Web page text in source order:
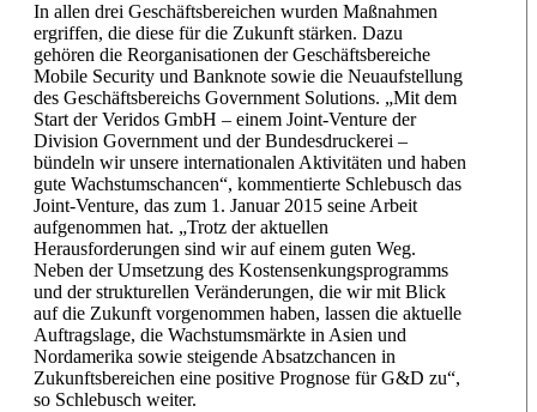
In allen drei Geschäftsbereichen wurden Maßnahmen
ergriffen, die diese für die Zukunft stärken. Dazu
gehören die Reorganisationen der Geschäftsbereiche
Mobile Security und Banknote sowie die Neuaufstellung
des Geschäftsbereichs Government Solutions. „Mit dem
Start der Veridos GmbH – einem Joint-Venture der
Division Government und der Bundesdruckerei –
bündeln wir unsere internationalen Aktivitäten und haben
gute Wachstumschancen“, kommentierte Schlebusch das
Joint-Venture, das zum 1. Januar 2015 seine Arbeit
aufgenommen hat. „Trotz der aktuellen
Herausforderungen sind wir auf einem guten Weg.
Neben der Umsetzung des Kostensenkungsprogramms
und der strukturellen Veränderungen, die wir mit Blick
auf die Zukunft vorgenommen haben, lassen die aktuelle
Auftragslage, die Wachstumsmärkte in Asien und
Nordamerika sowie steigende Absatzchancen in
Zukunftsbereichen eine positive Prognose für G&D zu“,
so Schlebusch weiter.